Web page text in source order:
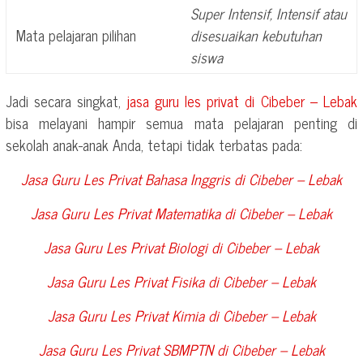
Mata pelajaran pilihan
Super Intensif, Intensif atau
disesuaikan kebutuhan
siswa
Jadi secara singkat, jasa guru les privat di Cibeber – Lebak
bisa melayani hampir semua mata pelajaran penting di
sekolah anak-anak Anda, tetapi tidak terbatas pada:
Jasa Guru Les Privat Bahasa Inggris diCibeber – Lebak
Jasa Guru Les Privat Matematika diCibeber – Lebak
Jasa Guru Les Privat Biologi diCibeber – Lebak
Jasa Guru Les Privat Fisika diCibeber – Lebak
Jasa Guru Les Privat Kimia diCibeber – Lebak
Jasa Guru Les Privat SBMPTN diCibeber – Lebak